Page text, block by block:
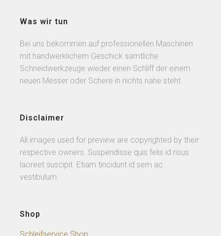
Was wir tun
Bei uns bekommen auf professionellen Maschinen
mit handwerklichem Geschick sämtliche
Schneidwerkzeuge wieder einen Schliff der einem
neuen Messer oder Schere in nichts nahe steht
Disclaimer
All images used for preview are copyrighted by their
respective owners. Suspendisse quis felis id risus
laoreet suscipit. Etiam tincidunt id sem ac
vestibulum.
Shop